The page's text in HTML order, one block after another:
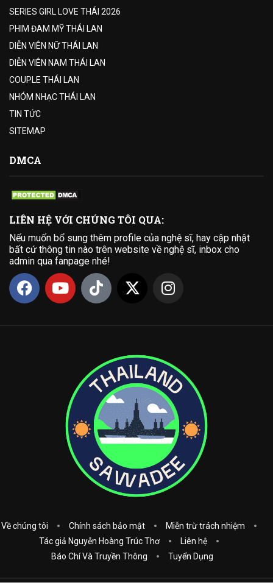
SERIES GIRL LOVE THÁI 2026
PHIM ĐAM MỸ THÁI LAN
DIỄN VIÊN NỮ THÁI LAN
DIỄN VIÊN NAM THÁI LAN
COUPLE THÁI LAN
NHÓM NHẠC THÁI LAN
TIN TỨC
SITEMAP
DMCA
LIÊN HỆ VỚI CHÚNG TÔI QUA:
Nếu muốn bổ sung thêm profile của nghệ sĩ, hay cập nhật
bất cứ thông tin nào trên website về nghệ sĩ, inbox cho
admin qua fanpage nhé!
Về chúng tôi Chính sách bảo mật
Miễn trừ trách nhiệm
Tác giả Nguyễn Hoàng Trúc Thơ
Liên hệ
Báo Chí Và Truyền Thông
Tuyển Dụng